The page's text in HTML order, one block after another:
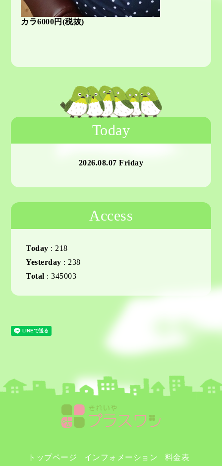
カラ6000円(税抜)
Today
2026.08.07 Friday
Access
Today : 218
Yesterday : 238
Total :345003
トップページ インフォメーション 料金表